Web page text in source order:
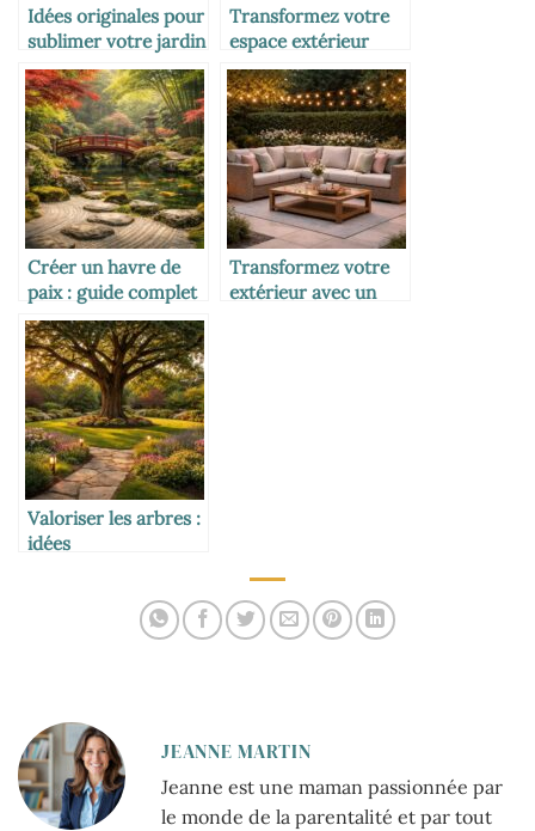
Idées originales pour
sublimer votre jardin
avec des objets déco
Transformez votre
espace extérieur
avec une sculpture
de jardin unique et
élégante
Créer un havre de
paix : guide complet
pour l’aménagement
d’un jardin japonais
Transformez votre
extérieur avec un
Valoriser les arbres :
idées
sublimer votre jardin
JEANNE MARTIN
Jeanne est une maman passionnée par
le monde de la parentalité et par tout